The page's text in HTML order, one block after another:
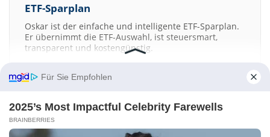
ETF-Sparplan
Oskar ist der einfache und intelligente ETF-Sparplan.
Er übernimmt die ETF-Auswahl, ist steuersmart,
transparent und kostengünstig.
JETZT MEHR ERFAHREN
Für Sie Empfohlen
2025’s Most Impactful Celebrity Farewells
BRAINBERRIES